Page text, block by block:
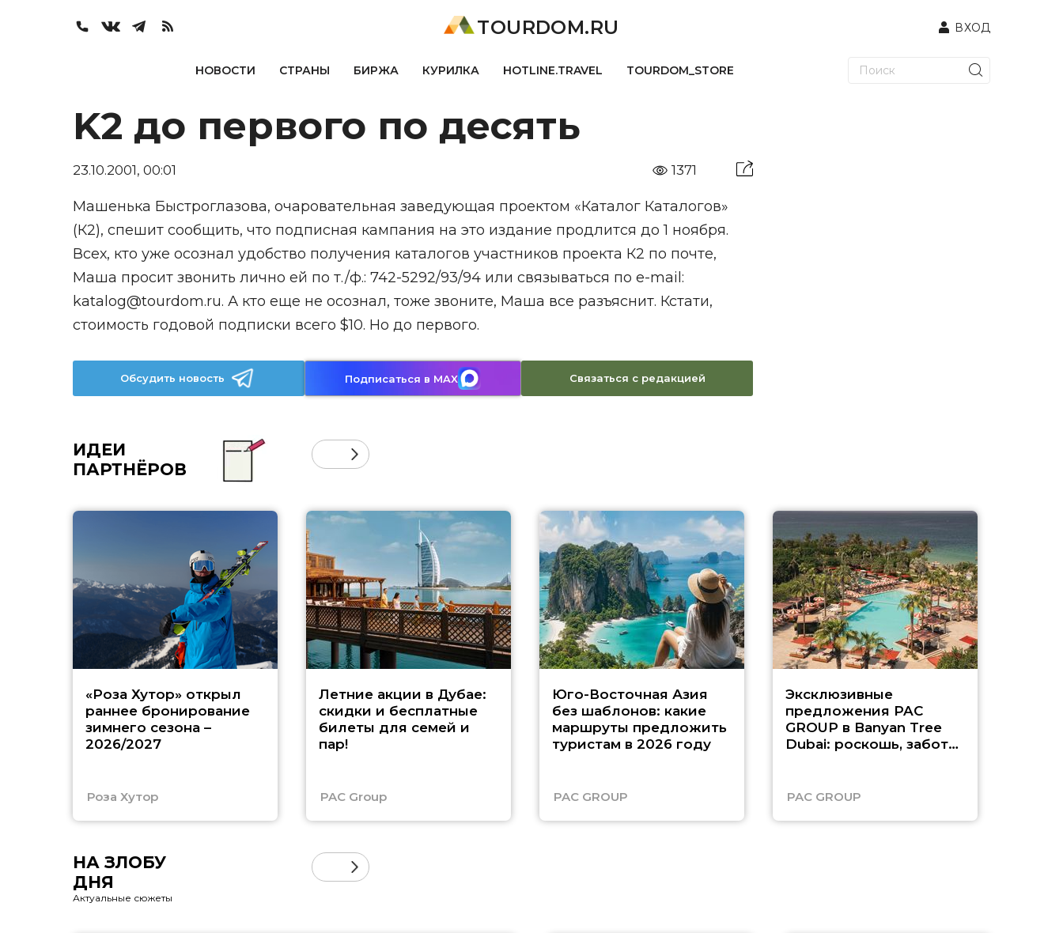
TOURDOM.RU ВХОД
НОВОСТИ СТРАНЫ БИРЖА КУРИЛКА HOTLINE.TRAVEL TOURDOM_STORE
K2 до первого по десять
23.10.2001, 00:01 1371
Машенька Быстроглазова, очаровательная заведующая проектом «Каталог Каталогов»
(К2), спешит сообщить, что подписная кампания на это издание продлится до 1 ноября.
Всех, кто уже осознал удобство получения каталогов участников проекта К2 по почте,
Маша просит звонить лично ей по т./ф.: 742-5292/93/94 или связываться по e-mail:
katalog@tourdom.ru. А кто еще не осознал, тоже звоните, Маша все разъяснит. Кстати,
стоимость годовой подписки всего $10. Но до первого.
Обсудить новость Подписаться в MAX Связаться с редакцией
ИДЕИ
ПАРТНЁРОВ
«Роза Хутор» открыл
раннее бронирование
зимнего сезона –
2026/2027
Роза Хутор
Летние акции в Дубае:
скидки и бесплатные
билеты для семей и
пар!
PAC Group
Юго-Восточная Азия
без шаблонов: какие
маршруты предложить
туристам в 2026 году
PAC GROUP
Эксклюзивные
предложения PAC
GROUP в Banyan Tree
Dubai: роскошь, забота
PAC GROUP
НА ЗЛОБУ
ДНЯ
Актуальные сюжеты